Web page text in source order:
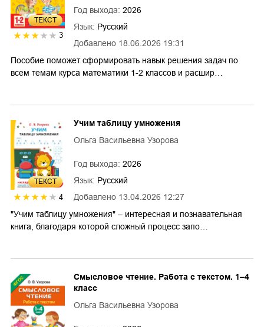
ТЕКСТ
3
Добавлено 18.06.2026 19:31
Год выхода: 2026
Язык: Русский
Пособие поможет сформировать навык решения задач по
всем темам курса математики 1-2 классов и расшир…
ТЕКСТ
4 Добавлено 13.04.2026 12:27
Учим таблицу умножения
Ольга Васильевна Узорова
Год выхода: 2026
Язык: Русский
"Учим таблицу умножения" – интересная и познавательная
книга, благодаря которой сложный процесс запо…
Смысловое чтение. Работа с текстом. 1–4
класс
Ольга Васильевна Узорова